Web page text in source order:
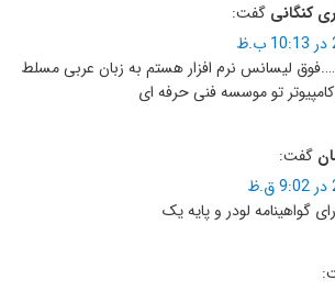
کنگانی گفت:
لیسانس نرم افزار هستم به زبان عربی مسلط
تو موسسه فنی حرفه ای
گفت:
گواهینامه لودر و پایه یک